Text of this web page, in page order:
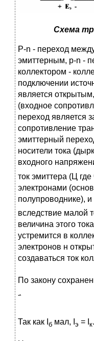
Схема
Р-n - переход
эмиттерным, р-n -
коллектором -
подключении
является
(входное
переход является
сопротивление
эмиттерный
носители тока
входного
ток эмиттера (Ц
электронами
полупроводнике), и
вследствие малой
величина этого
устремится в
электронов н
создаваться ток
По закону
Так как I б мал, I э = I к.